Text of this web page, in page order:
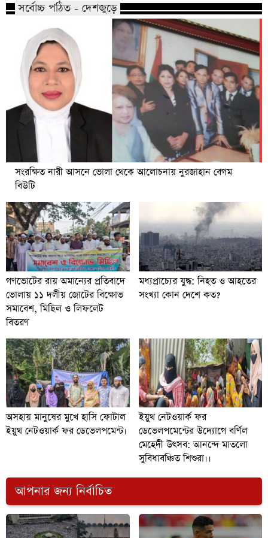
সর্বোচ্চ পঠিত - দেশজুড়ে
সংরক্ষিত নারী আসনে ভোলা থেকে আলোচনায় নুরজাহান বেগম
বিউটি
গণভোটের রায় অমান্যের প্রতিবাদে
ভোলায় ১১ দলীয় জোটের বিক্ষোভ
সমাবেশ, মিছিল ও লিফলেট
বিতরণ
মধ্যপ্রাচ্যের যুদ্ধ: নিহত ও আহতের
সংখ্যা কোন দেশে কত?
অসহায় মানুষের মুখে হাসি ফোটাল
ইয়ুথ নেটওয়ার্ক ফর ডেভেলপমেন্ট।
ইয়ুথ নেটওয়ার্ক ফর
ডেভেলপমেন্টের উদ্যোগে বর্ণিল
মেহেদী উৎসব: আনন্দে মাতলো
সুবিধাবঞ্চিত শিশুরা।।
আপনার জন্য নির্বাচিত